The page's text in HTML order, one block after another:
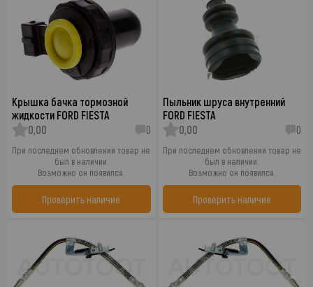
Крышка бачка тормозной
жидкости FORD FIESTA
0,00
0
При последнем обновлении товар не
был в наличии.
Возможно он появился.
Проверить наличие
Пыльник шруса внутренний
FORD FIESTA
0,00
0
При последнем обновлении товар не
был в наличии.
Возможно он появился.
Проверить наличие